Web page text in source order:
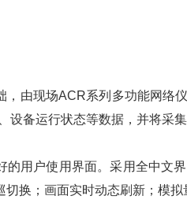
，由现场ACR系列多功能网络
设备运行状态等数据，并将采
的用户使用界面。采用全中文
换；画面实时动态刷新；模拟